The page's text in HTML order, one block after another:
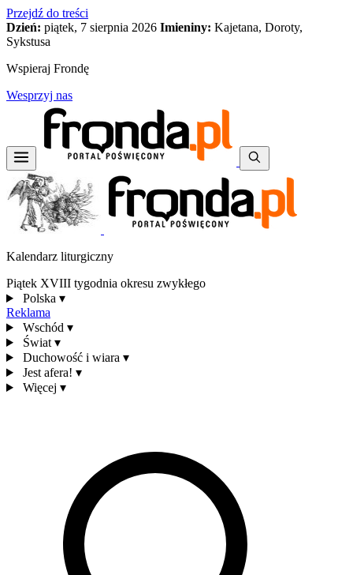
Przejdź do treści
Dzień: piątek, 7 sierpnia 2026 Imieniny: Kajetana, Doroty,
Sykstusa
Wspieraj Frondę
Wesprzyj nas
Kalendarz liturgiczny
Piątek XVIII tygodnia okresu zwykłego
Polska ▾
Reklama
Wschód ▾
Świat ▾
Duchowość i wiara ▾
Jest afera! ▾
Więcej ▾